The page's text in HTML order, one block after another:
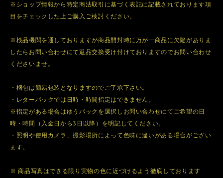
※ショップ情報から特定商法取引に基づく表記に記載されております項
目をチェックした上ご購入ご検討ください。
※検品機関を通しておりますが商品開封時に万が一商品に欠陥がありま
したらお問い合わせにて返品交換受け付けておりますのでお問い合わせ
くださいませ。
・梱包は簡易包装となりますのでご了承下さい。
・レターパックでは日時・時間指定はできません。
※指定がある場合はゆうパックを選択しお問い合わせにてご希望の日
時・時間（入金日から3日以降）を明記してください。
・照明や使用カメラ、撮影場所によって色味に違いがある場合がござい
ます。
※ 商品写真はできる限り実物の色に近づけるよう徹底しております